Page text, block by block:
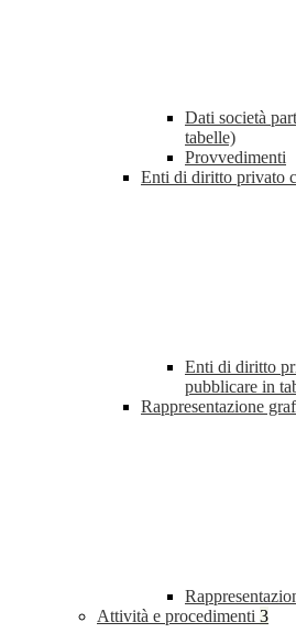
Dati società
tabelle)
Provvedimenti
Enti di diritto privato
Enti di diritto
pubblicare in
Rappresentazione
Attività e procedimenti 3